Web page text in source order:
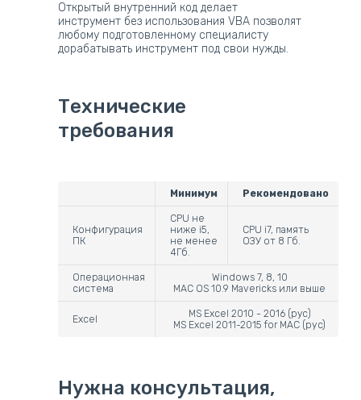
Открытый внутренний код делает
инструмент без использования VBA позволят
любому подготовленному специалисту
дорабатывать инструмент под свои нужды.
Технические
требования
Минимум Рекомендовано
Конфигурация
ПК
CPU не
ниже i5,
не менее
4Гб.
CPU i7, память
ОЗУ от 8 Гб.
Операционная
система
Windows 7, 8, 10
MAC OS 10.9 Mavericks или выше
Excel
MS Excel 2010 - 2016 (рус)
MS Excel 2011-2015 for MAC (pyc)
Нужна консультация,